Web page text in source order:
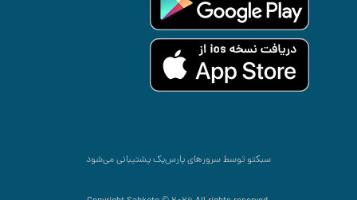
سبکتو توسط سرورهایپارس‌پکپشتیبانی می‌شود